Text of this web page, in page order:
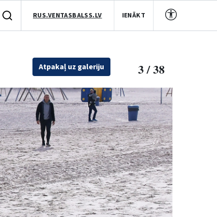
RUS.VENTASBALSS.LV IENĀKT
Atpakaļ uz galeriju 3 / 38